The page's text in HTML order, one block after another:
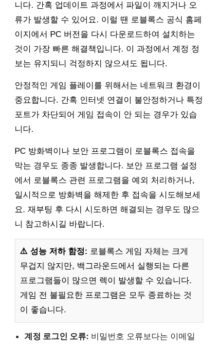
니다. 간혹 업데이트 과정에서 파일이 깨지거나 오
류가 발생할 수 있어요. 이럴 땐 로블록스 공식 홈페
이지에서 PC 버전을 다시 다운로드하여 설치하는
것이 가장 빠른 해결책입니다. 이 과정에서 계정 정
보는 유지되니 걱정하지 않으셔도 됩니다.
안정적인 게임 플레이를 위해서는 네트워크 환경이
중요합니다. 간혹 인터넷 연결이 불안정하거나 특정
포트가 차단되어 게임 접속이 안 되는 경우가 있습
니다.
PC 방화벽이나 보안 프로그램이 로블록스 접속을
막는 경우도 종종 발생합니다. 보안 프로그램 설정
에서 로블록스 관련 프로그램을 예외 처리하거나,
일시적으로 방화벽을 해제한 후 접속을 시도해보세
요. 재부팅 후 다시 시도하면 해결되는 경우도 많으
니 참고하시길 바랍니다.
⚠️ 성능 저하 함정: 로블록스 게임 자체는 크게
무겁지 않지만, 백그라운드에서 실행되는 다른
프로그램들이 많으면 렉이 발생할 수 있습니다.
게임 전 불필요한 프로그램은 모두 종료하는 것
이 좋습니다.
계정 로그인 오류: 비밀번호 오류보다는 이메일